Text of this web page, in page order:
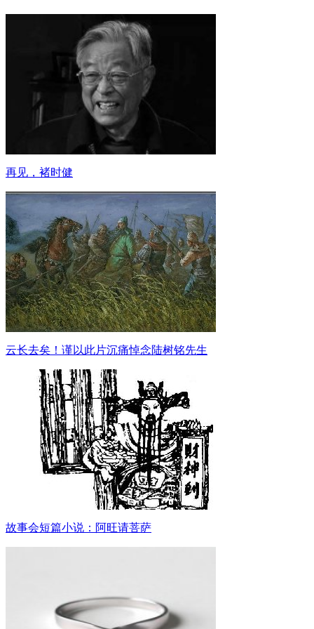
再见，褚时健
云长去矣！谨以此片沉痛悼念陆树铭先生
故事会短篇小说：阿旺请菩萨